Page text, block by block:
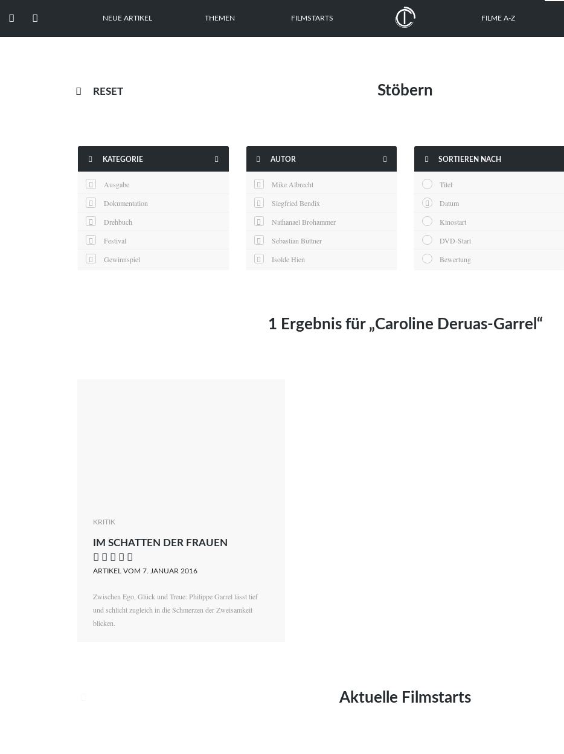
  NEUE ARTIKEL THEMEN FILMSTARTS FILME A-Z
 RESET Stöbern
 KATEGORIE 
Ausgabe
Dokumentation
Drehbuch
Festival
Gewinnspiel
 AUTOR 
Mike Albrecht
Siegfried Bendix
Nathanael Brohammer
Sebastian Büttner
Isolde Hien
Kilian Kleinbauer
Maximilian Kosing
 SORTIEREN NACH
Titel
Datum
Kinostart
DVD-Start
Bewertung
1 Ergebnis für „Caroline Deruas-Garrel“
KRITIK
IM SCHATTEN DER FRAUEN
    
ARTIKEL VOM 7. JANUAR 2016
Zwischen Ego, Glück und Treue: Philippe Garrel lässt tief
und schlicht zugleich in die Schmerzen der Zweisamkeit
blicken.
Aktuelle Filmstarts